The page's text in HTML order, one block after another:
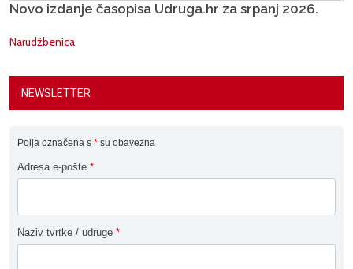
Novo izdanje časopisa Udruga.hr za srpanj 2026.
Narudžbenica
NEWSLETTER
Polja označena s * su obavezna
Adresa e-pošte *
Naziv tvrtke / udruge *